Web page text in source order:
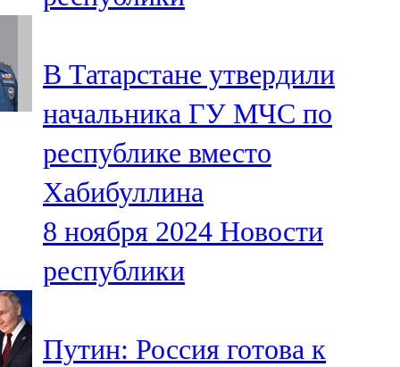
В Татарстане утвердили
начальника ГУ МЧС по
республике вместо
Хабибуллина
8 ноября 2024 Новости
республики
Путин: Россия готова к